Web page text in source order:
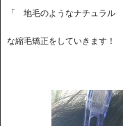
「 地毛のようなナチュラル
な縮毛矯正をしていきます！